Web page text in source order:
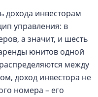
дохода инвесторам
управления: в
а значит, и шесть
юнитов одной
между
доход инвестора не
номера – его